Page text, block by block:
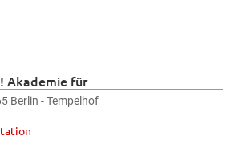
Akademie für
- Weiterbildungen für
Berlin - Tempelhof